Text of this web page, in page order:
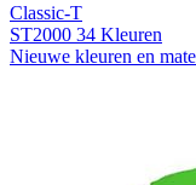
Classic-T
ST2000 34 Kleuren
Nieuwe kleuren en